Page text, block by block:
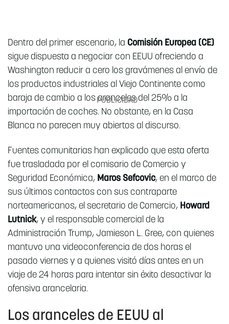
Dentro del primer escenario, la Comisión Europea (CE)
sigue dispuesta a negociar con EEUU ofreciendo a
Washington reducir a cero los gravámenes al envío de
los productos industriales al Viejo Continente como
baraja de cambio a los aranceles del 25% a la
importación de coches. No obstante, en la Casa
Blanca no parecen muy abiertos al discurso.
Fuentes comunitarias han explicado que esta oferta
fue trasladada por el comisario de Comercio y
Seguridad Económica, Maros Sefcovic, en el marco de
sus últimos contactos con sus contraparte
norteamericanos, el secretario de Comercio, Howard
Lutnick, y el responsable comercial de la
Administración Trump, Jamieson L. Gree, con quienes
mantuvo una videoconferencia de dos horas el
pasado viernes y a quienes visitó días antes en un
viaje de 24 horas para intentar sin éxito desactivar la
ofensiva arancelaria.
Los aranceles de EEUU al